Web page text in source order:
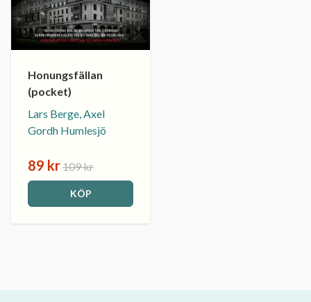
Honungsfällan
(pocket)
Lars Berge, Axel
Gordh Humlesjö
89 kr109 kr
KÖP